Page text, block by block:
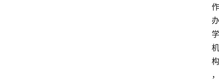
作
办
学
机
构
，